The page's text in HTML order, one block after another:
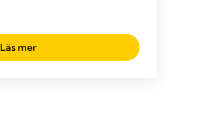
Läs mer